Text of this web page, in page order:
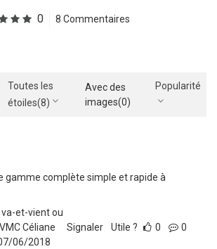
0 8 Commentaires
Toutes les
étoiles(8)
Avec des
images(0)
Popularité
gamme complète simple et rapide à
et-vient ou
Céliane
06/2018
Signaler Utile ? 0 0